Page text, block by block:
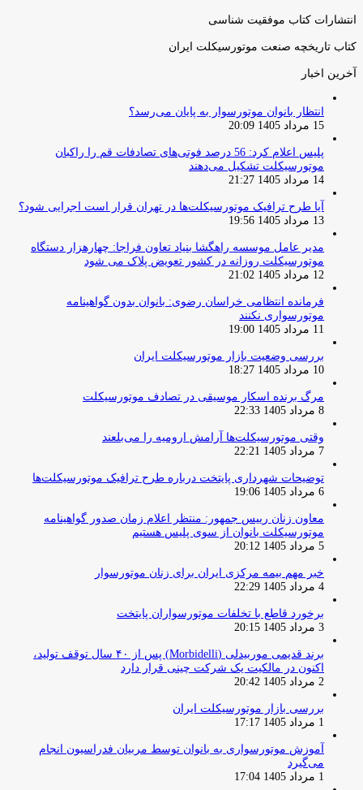
انتشارات کتاب موفقیت شناسی
کتاب تاریخچه صنعت موتورسیکلت ایران
آخرین اخبار
انتظار بانوان موتورسوار به پایان می‌رسد؟
15 مرداد 1405 20:09
پلیس اعلام کرد: 56 درصد فوتی‌های تصادفات قم را راکبان
موتورسیکلت تشکیل می‌دهند
14 مرداد 1405 21:27
آیا طرح ترافیک موتورسیکلت‌ها در تهران قرار است اجرایی شود؟
13 مرداد 1405 19:56
مدیر عامل موسسه راهگشا بنیاد تعاون فراجا: چهارهزار دستگاه
موتورسیکلت روزانه در کشور تعویض پلاک می شود
12 مرداد 1405 21:02
فرمانده انتظامی خراسان رضوی: بانوان بدون گواهینامه
موتورسواری نکنند
11 مرداد 1405 19:00
بررسی وضعیت بازار موتورسیکلت ایران
10 مرداد 1405 18:27
مرگ برنده اسکار موسیقی در تصادف موتورسیکلت
8 مرداد 1405 22:33
وقتی موتورسیکلت‌ها آرامش ارومیه را می‌بلعند
7 مرداد 1405 22:21
توضیحات شهرداری پایتخت درباره طرح ترافیک موتورسیکلت‌ها
6 مرداد 1405 19:06
معاون زنان رییس جمهور: منتظر اعلام زمان صدور گواهینامه
موتورسیکلت بانوان از سوی پلیس هستیم
5 مرداد 1405 20:12
خبر مهم بیمه مرکزی ایران برای زنان موتورسوار
4 مرداد 1405 22:29
برخورد قاطع با تخلفات موتورسواران پایتخت
3 مرداد 1405 20:15
برند قدیمی موربیدلی (Morbidelli) پس از ۴۰ سال توقف تولید،
اکنون در مالکیت یک شرکت چینی قرار دارد
2 مرداد 1405 20:42
بررسی بازار موتورسیکلت ایران
1 مرداد 1405 17:17
آموزش موتورسواری به بانوان توسط مربیان فدراسیون انجام
می‌گیرد
1 مرداد 1405 17:04